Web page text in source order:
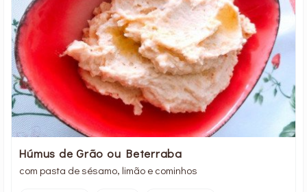
Húmus de Grão ou Beterraba
com pasta de sésamo, limão e cominhos